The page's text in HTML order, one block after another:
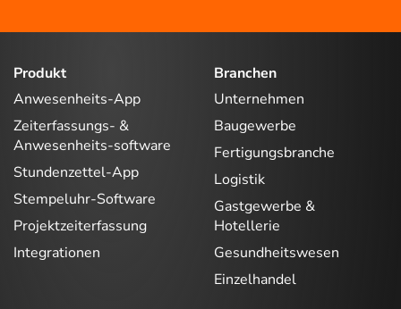
Produkt
Anwesenheits-App
Zeiterfassungs- &
Anwesenheits-software
Stundenzettel-App
Stempeluhr-Software
Projektzeiterfassung
Integrationen
Branchen
Unternehmen
Baugewerbe
Fertigungsbranche
Logistik
Gastgewerbe &
Hotellerie
Gesundheitswesen
Einzelhandel